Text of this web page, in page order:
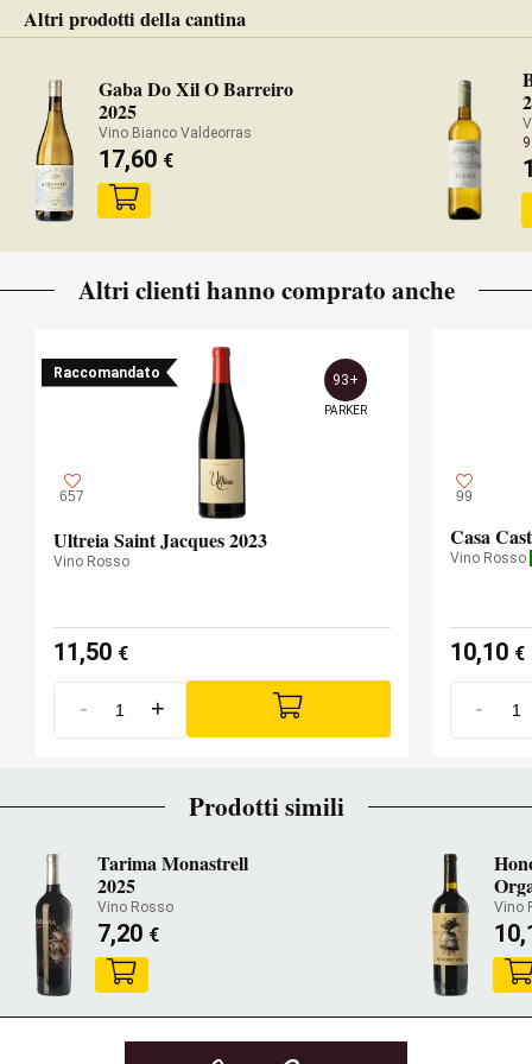
Altri prodotti della cantina
Gaba Do Xil O Barreiro
2025
Vino Bianco Valdeorras
17,60 €
Altri clienti hanno comprato anche
Raccomandato
657
93+
PARKER
Ultreia Saint Jacques 2023
Vino Rosso
11,50 €
- +
99
Casa
Vino Rosso
10,10 €
-
Prodotti simili
Tarima Monastrell
2025
Vino Rosso
7,20 €
Vino